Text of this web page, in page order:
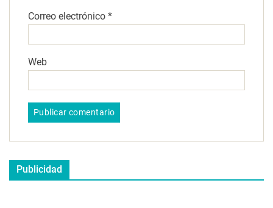
Correo electrónico *
Web
Publicidad